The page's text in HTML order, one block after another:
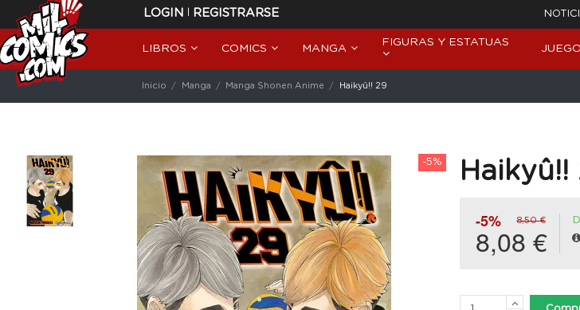
LOGIN | REGISTRARSE
LIBROS COMICS MANGA
FIGURAS Y ESTATUAS
Inicio Manga Manga Shonen Anime Haikyû!! 29
-5% Haikyû!!
-5% 8,50 €
8,08 €